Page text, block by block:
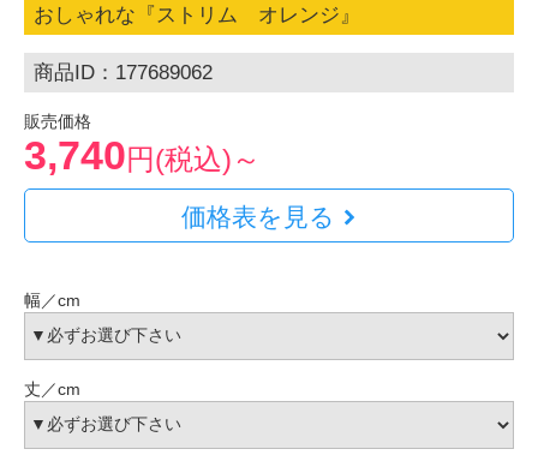
おしゃれな『ストリム オレンジ』
商品ID：177689062
販売価格
3,740円(税込)～
価格表を見る
幅／cm
丈／cm